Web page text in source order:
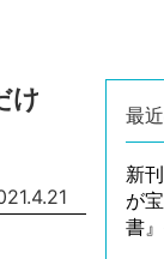
け
最
新
が
書